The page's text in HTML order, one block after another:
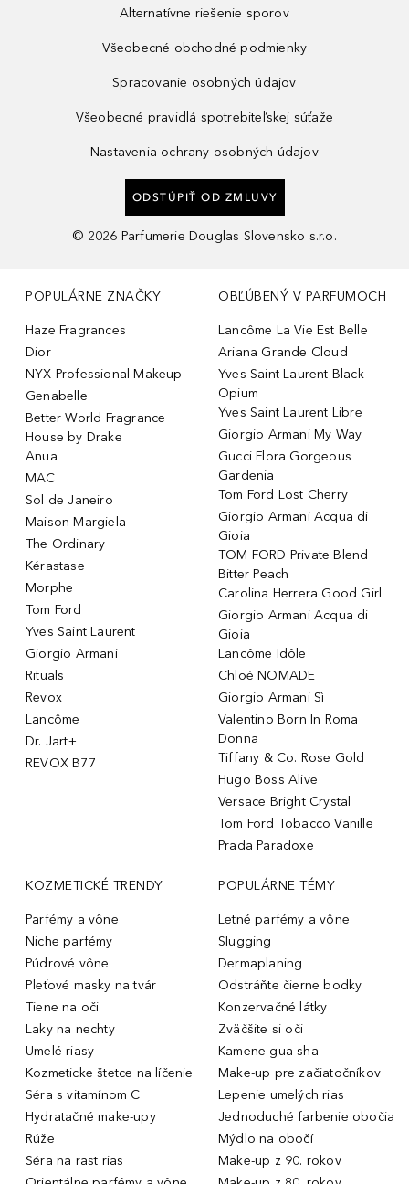
Alternatívne riešenie sporov
Všeobecné obchodné podmienky
Spracovanie osobných údajov
Všeobecné pravidlá spotrebiteľskej súťaže
Nastavenia ochrany osobných údajov
ODSTÚPIŤ OD ZMLUVY
© 2026 Parfumerie Douglas Slovensko s.r.o.
POPULÁRNE ZNAČKY
Haze Fragrances
Dior
NYX Professional Makeup
Genabelle
Better World Fragrance
House by Drake
Anua
MAC
Sol de Janeiro
Maison Margiela
The Ordinary
Kérastase
Morphe
Tom Ford
Yves Saint Laurent
Giorgio Armani
Rituals
Revox
Lancôme
Dr. Jart+
REVOX B77
OBĽÚBENÝ V PARFUMOCH
Lancôme La Vie Est Belle
Ariana Grande Cloud
Yves Saint Laurent Black
Opium
Yves Saint Laurent Libre
Giorgio Armani My Way
Gucci Flora Gorgeous
Gardenia
Tom Ford Lost Cherry
Giorgio Armani Acqua di
Gioia
TOM FORD Private Blend
Bitter Peach
Carolina Herrera Good Girl
Giorgio Armani Acqua di
Gioia
Lancôme Idôle
Chloé NOMADE
Giorgio Armani Sì
Valentino Born In Roma
Donna
Tiffany & Co. Rose Gold
Hugo Boss Alive
Versace Bright Crystal
Tom Ford Tobacco Vanille
Prada Paradoxe
KOZMETICKÉ TRENDY
Parfémy a vône
Niche parfémy
Púdrové vône
Pleťové masky na tvár
Tiene na oči
Laky na nechty
Umelé riasy
Kozmeticke štetce na líčenie
Séra s vitamínom C
Hydratačné make-upy
Rúže
Séra na rast rias
POPULÁRNE TÉMY
Letné parfémy a vône
Slugging
Dermaplaning
Odstráňte čierne bodky
Konzervačné látky
Zväčšite si oči
Kamene gua sha
Make-up pre začiatočníkov
Lepenie umelých rias
Jednoduché farbenie obočia
Mýdlo na obočí
Make-up z 90. rokov